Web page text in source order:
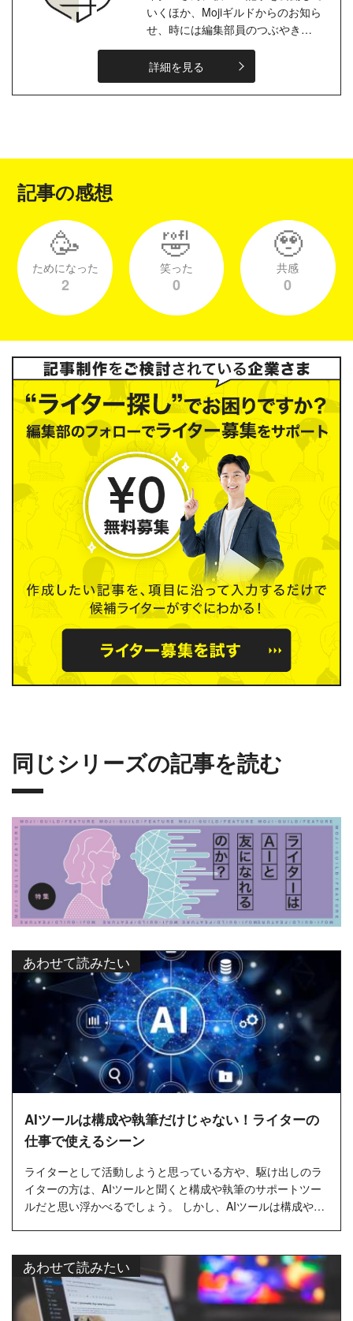
いくほか、Mojiギルドからのお知ら
せ、時には編集部員のつぶやき
も…。ライターの皆さまとのコミュ
ニケーションを楽しみながら、大事
にしたい！
詳細を見る
記事の感想
🥳
ためになった
2
🤣
笑った
0
🥹
共感
0
同じシリーズの記事を読む
あわせて読みたい
AIツールは構成や執筆だけじゃない！ライターの
仕事で使えるシーン
ライターとして活動しようと思っている方や、駆け出しのラ
イターの方は、AIツールと聞くと構成や執筆のサポートツー
ルだと思い浮かべるでしょう。 しかし、AIツールは構成や執
あわせて読みたい